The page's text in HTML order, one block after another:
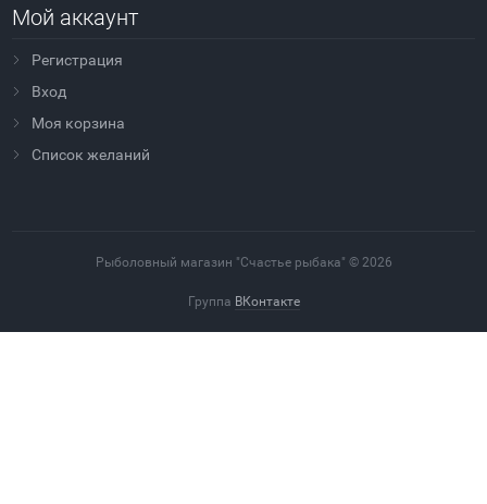
Мой аккаунт
Регистрация
Вход
Моя корзина
Cписок желаний
Рыболовный магазин "Счастье рыбака" © 2026
Группа ВКонтакте